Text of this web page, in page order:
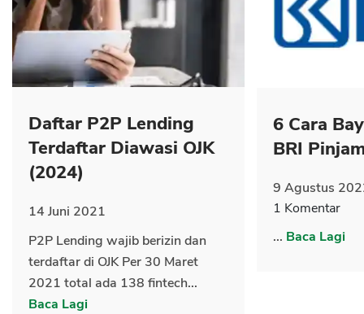
Daftar P2P Lending
Terdaftar Diawasi OJK
(2024)
14 Juni 2021
P2P Lending wajib berizin dan
terdaftar di OJK Per 30 Maret
2021 total ada 138 fintech...
Baca Lagi
6 Cara
BRI
9 Agustus
1 Komentar
... Baca Lagi
CANCEL